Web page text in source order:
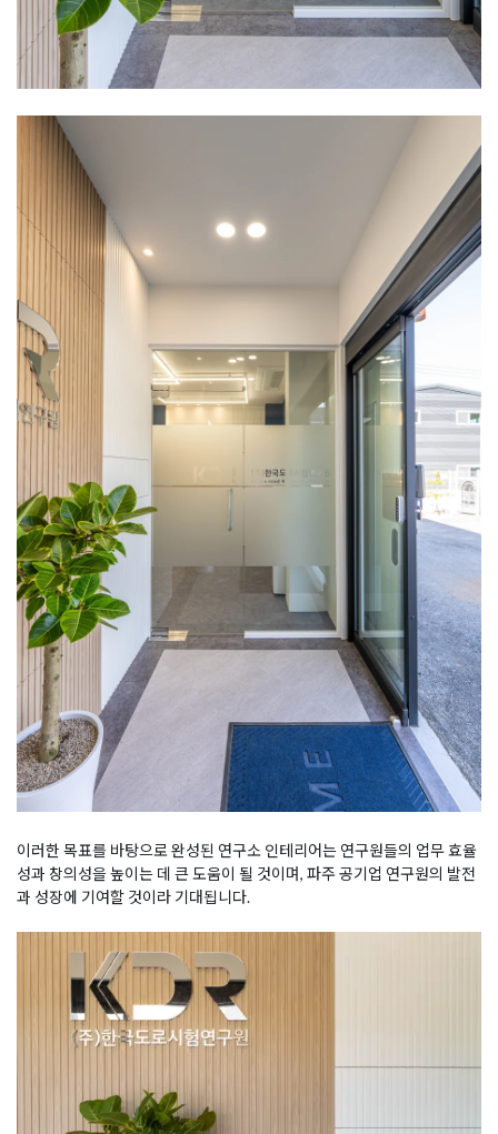
이러한 목표를 바탕으로 완성된 연구소 인테리어는 연구원들의 업무 효율
성과 창의성을 높이는 데 큰 도움이 될 것이며, 파주 공기업 연구원의 발전
과 성장에 기여할 것이라 기대됩니다.